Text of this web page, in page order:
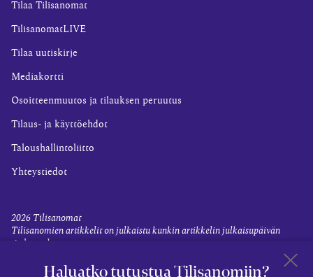
Tilaa Tilisanomat
TilisanomatLIVE
Tilaa uutiskirje
Mediakortti
Osoitteenmuutos ja tilauksen peruutus
Tilaus- ja käyttöehdot
Taloushallintoliitto
Yhteystiedot
2026 Tilisanomat
Tilisanomien artikkelit on julkaistu kunkin artikkelin julkaisupäivän
tiedon valossa.
EvästevalinnatHaluatko tutustua Tilisanomiin?